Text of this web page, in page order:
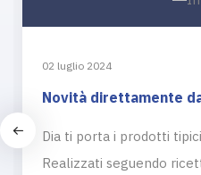
02 luglio 2024
Novità direttamente
Dia ti porta i prodotti
Realizzati seguendo